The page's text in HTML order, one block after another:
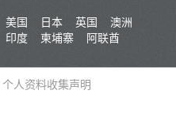
美国 日本 英国
澳洲
印度 柬埔寨
阿联酋
个人资料收集声明